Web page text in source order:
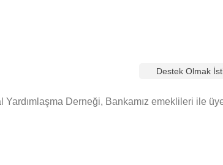
Destek Olmak
Yardımlaşma Derneği, Bankamız emeklileri ile